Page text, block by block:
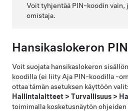
Voit tyhjentää PIN-koodin vain,
omistaja.
Hansikaslokeron PIN
Voit suojata hansikaslokeron
koodilla (ei liity Aja PIN-koodilla -
ottaa tämän asetuksen käyttöön
Hallintalaitteet > Turvallisuus >
toimimalla kosketusnäytön